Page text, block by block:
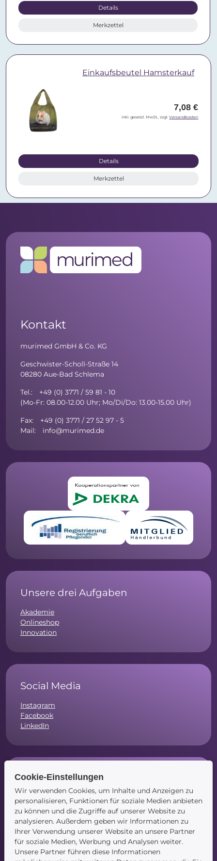
Details
Merkzettel
Einkaufsbeutel Hamsterkauf
7,08 €
inkl. gesetzl. MwSt., zzgl.Versandkosten
Details
Merkzettel
Kontakt
murimed GmbH & Co. KG
Geschwister-Scholl-Straße 14
08280 Aue-Bad Schlema
Tel.: +49 (0) 3771 / 59 81 - 10
(Mo-Fr: 08.00-12.00 Uhr; Mo/Di/Do: 13.00-15.00 Uhr)
Fax: +49 (0) 3771 / 27 52 97 - 5
Mail: info@murimed.de
Unsere drei Aufgaben
Akademie
Onlineshop
Innovation
Social Media
Instagram
Facebook
LinkedIn
Navigation
Startseite
Blog
Kontakt
Cookie-Einstellungen
Wir verwenden Cookies, um Inhalte und Anzeigen zu
personalisieren, Funktionen für soziale Medien anbieten
zu können und die Zugriffe auf unserer Website zu
analysieren. Außerdem geben wir Informationen zu
Ihrer Verwendung unserer Website an unsere Partner
für soziale Medien, Werbung und Analysen weiter.
Unsere Partner führen diese Informationen